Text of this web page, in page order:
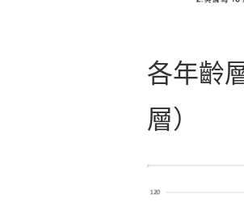
各年齡
層）